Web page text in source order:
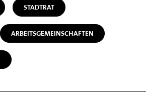
STADTRAT
ARBEITSGEMEINSCHAFTEN